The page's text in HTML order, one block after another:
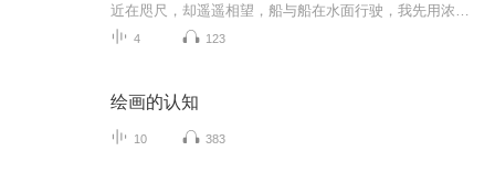
4 123
绘画的认知
10 383